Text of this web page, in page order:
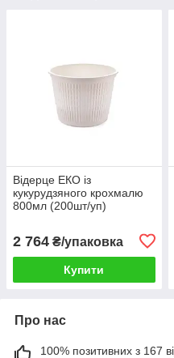
Відерце ЕКО із
кукурудзяного крохмалю
800мл (200шт/уп)
2 764 ₴/упаковка
Купити
Про нас
100% позитивних з 167